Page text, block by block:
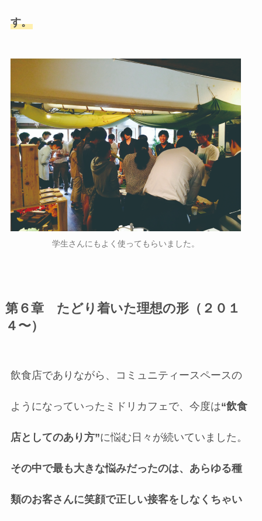
す。
学生さんにもよく使ってもらいました。
第６章 たどり着いた理想の形（２０１
４〜）
飲食店でありながら、コミュニティースペースの
ようになっていったミドリカフェで、今度は“飲食
店としてのあり方”に悩む日々が続いていました。
その中で最も大きな悩みだったのは、あらゆる種
類のお客さんに笑顔で正しい接客をしなくちゃい